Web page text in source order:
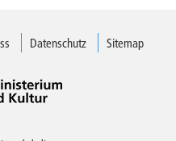
Datenschutz Sitemap